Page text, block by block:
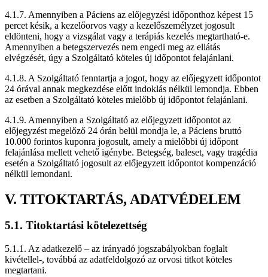
4.1.7. Amennyiben a Páciens az előjegyzési időponthoz képest 15
percet késik, a kezelőorvos vagy a kezelőszemélyzet jogosult
eldönteni, hogy a vizsgálat vagy a terápiás kezelés megtartható-e.
Amennyiben a betegszervezés nem engedi meg az ellátás
elvégzését, úgy a Szolgáltató köteles új időpontot felajánlani.
4.1.8. A Szolgáltató fenntartja a jogot, hogy az előjegyzett időpontot
24 órával annak megkezdése előtt indoklás nélkül lemondja. Ebben
az esetben a Szolgáltató köteles mielőbb új időpontot felajánlani.
4.1.9. Amennyiben a Szolgáltató az előjegyzett időpontot az
előjegyzést megelőző 24 órán belül mondja le, a Páciens bruttó
10.000 forintos kuponra jogosult, amely a mielőbbi új időpont
felajánlása mellett vehető igénybe. Betegség, baleset, vagy tragédia
esetén a Szolgáltató jogosult az előjegyzett időpontot kompenzáció
nélkül lemondani.
V. TITOKTARTÁS, ADATVÉDELEM
5.1. Titoktartási kötelezettség
5.1.1. Az adatkezelő – az irányadó jogszabályokban foglalt
kivétellel-, továbbá az adatfeldolgozó az orvosi titkot köteles
megtartani.